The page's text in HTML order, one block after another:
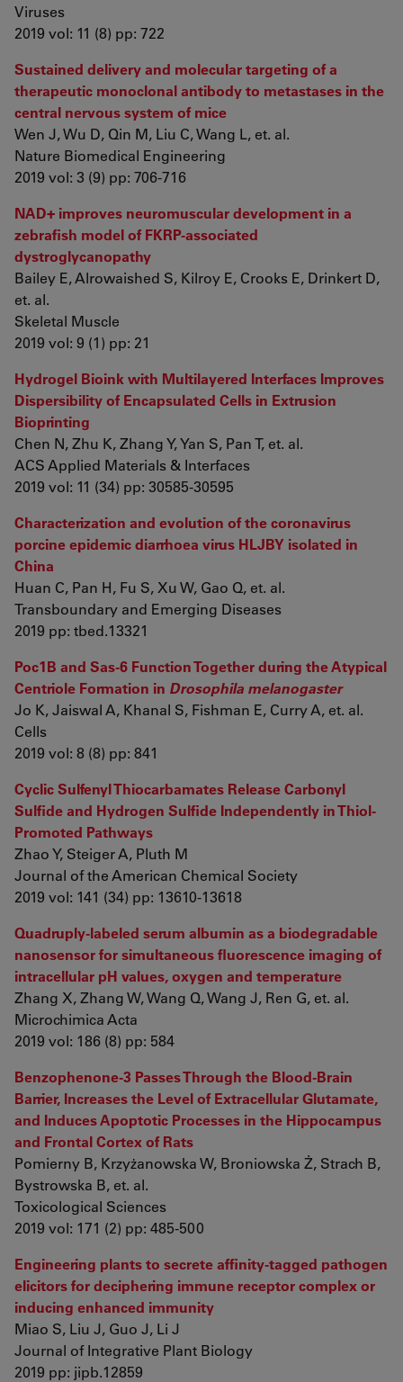
Viruses
2019 vol: 11 (8) pp: 722
Sustained delivery and molecular targeting of a
therapeutic monoclonal antibody to metastases in the
central nervous system of mice
Wen J, Wu D, Qin M, Liu C, Wang L, et. al.
Nature Biomedical Engineering
2019 vol: 3 (9) pp: 706-716
NAD+ improves neuromuscular development in a
zebrafish model of FKRP-associated
dystroglycanopathy
Bailey E, Alrowaished S, Kilroy E, Crooks E, Drinkert D,
et. al.
Skeletal Muscle
2019 vol: 9 (1) pp: 21
Hydrogel Bioink with Multilayered Interfaces Improves
Dispersibility of Encapsulated Cells in Extrusion
Bioprinting
Chen N, Zhu K, Zhang Y, Yan S, Pan T, et. al.
ACS Applied Materials & Interfaces
2019 vol: 11 (34) pp: 30585-30595
Characterization and evolution of the coronavirus
porcine epidemic diarrhoea virus HLJBY isolated in
China
Huan C, Pan H, Fu S, Xu W, Gao Q, et. al.
Transboundary and Emerging Diseases
2019 pp: tbed.13321
Poc1B and Sas-6 Function Together during the Atypical
Centriole Formation in Drosophila melanogaster
Jo K, Jaiswal A, Khanal S, Fishman E, Curry A, et. al.
Cells
2019 vol: 8 (8) pp: 841
Cyclic Sulfenyl Thiocarbamates Release Carbonyl
Sulfide and Hydrogen Sulfide Independently in Thiol-
Promoted Pathways
Zhao Y, Steiger A, Pluth M
Journal of the American Chemical Society
2019 vol: 141 (34) pp: 13610-13618
Quadruply-labeled serum albumin as a biodegradable
nanosensor for simultaneous fluorescence imaging of
intracellular pH values, oxygen and temperature
Zhang X, Zhang W, Wang Q, Wang J, Ren G, et. al.
Microchimica Acta
2019 vol: 186 (8) pp: 584
Benzophenone-3 Passes Through the Blood-Brain
Barrier, Increases the Level of Extracellular Glutamate,
and Induces Apoptotic Processes in the Hippocampus
and Frontal Cortex of Rats
Pomierny B, Krzyżanowska W, Broniowska Ż, Strach B,
Bystrowska B, et. al.
Toxicological Sciences
2019 vol: 171 (2) pp: 485-500
Engineering plants to secrete affinity‐tagged pathogen
elicitors for deciphering immune receptor complex or
inducing enhanced immunity
Miao S, Liu J, Guo J, Li J
Journal of Integrative Plant Biology
2019 pp: jipb.12859